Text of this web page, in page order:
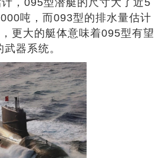
吨，而093型的排水量估计
更大的艇体意味着095型有望
器系统。